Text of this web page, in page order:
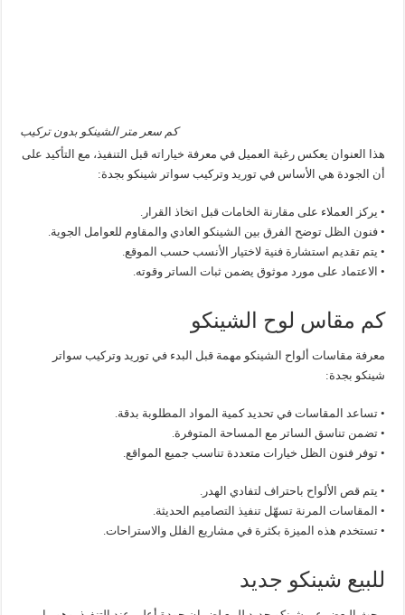
كم سعر متر الشينكو بدون تركيب
هذا العنوان يعكس رغبة العميل في معرفة خياراته قبل التنفيذ، مع التأكيد على
أن الجودة هي الأساس في توريد وتركيب سواتر شينكو بجدة:
• يركز العملاء على مقارنة الخامات قبل اتخاذ القرار.
• فنون الظل توضح الفرق بين الشينكو العادي والمقاوم للعوامل الجوية.
• يتم تقديم استشارة فنية لاختيار الأنسب حسب الموقع.
• الاعتماد على مورد موثوق يضمن ثبات الساتر وقوته.
كم مقاس لوح الشينكو
معرفة مقاسات ألواح الشينكو مهمة قبل البدء في توريد وتركيب سواتر
شينكو بجدة:
• تساعد المقاسات في تحديد كمية المواد المطلوبة بدقة.
• تضمن تناسق الساتر مع المساحة المتوفرة.
• توفر فنون الظل خيارات متعددة تناسب جميع المواقع.
• يتم قص الألواح باحتراف لتفادي الهدر.
• المقاسات المرنة تسهّل تنفيذ التصاميم الحديثة.
• تستخدم هذه الميزة بكثرة في مشاريع الفلل والاستراحات.
للبيع شينكو جديد